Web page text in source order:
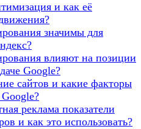
и как её
значимы для
влияют на позиции
Google?
сайтов и какие факторы
реклама показатели
и как это использовать?